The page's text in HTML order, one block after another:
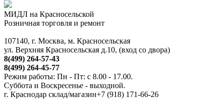
МИДЛ на Красносельской
Розничная торговля и ремонт
107140, г. Москва, м. Красносельская
ул. Верхняя Красносельская д.10, (вход со двора)
8(499) 264-57-43
8(499) 264-45-77
Режим работы: Пн - Пт: с 8.00 - 17.00.
Суббота и Воскресенье - выходной.
г. Краснодар склад/магазин+7 (918) 171-66-26